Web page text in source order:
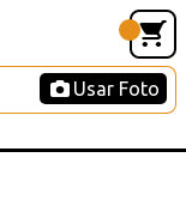
Usar Foto